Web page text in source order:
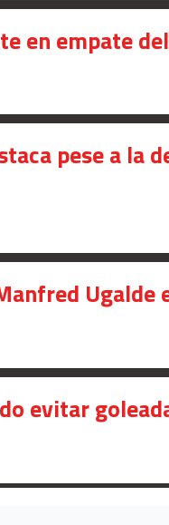
en empate
pese a la
evitar